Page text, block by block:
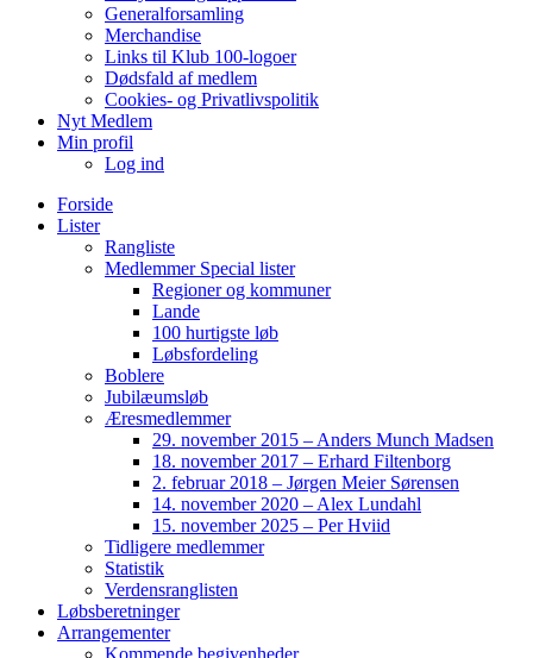
Generalforsamling
Merchandise
Links til Klub 100-logoer
Dødsfald af medlem
Cookies- og Privatlivspolitik
Nyt Medlem
Min profil
Log ind
Forside
Lister
Rangliste
Medlemmer Special lister
Regioner og kommuner
Lande
100 hurtigste løb
Løbsfordeling
Boblere
Jubilæumsløb
Æresmedlemmer
29. november 2015 – Anders Munch Madsen
18. november 2017 – Erhard Filtenborg
2. februar 2018 – Jørgen Meier Sørensen
14. november 2020 – Alex Lundahl
15. november 2025 – Per Hviid
Tidligere medlemmer
Statistik
Verdensranglisten
Løbsberetninger
Arrangementer
Kommende begivenheder